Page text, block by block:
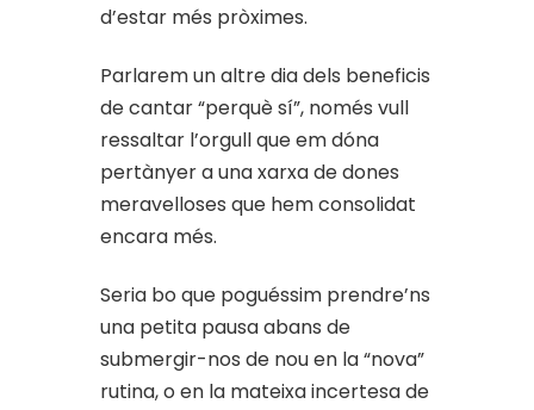
d’estar més pròximes.
Parlarem un altre dia dels beneficis
de cantar “perquè sí”, només vull
ressaltar l’orgull que em dóna
pertànyer a una xarxa de dones
meravelloses que hem consolidat
encara més.
Seria bo que poguéssim prendre’ns
una petita pausa abans de
submergir-nos de nou en la “nova”
rutina, o en la mateixa incertesa de